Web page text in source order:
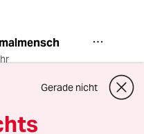
Impfgegner*innen
weil diese
Gerade nicht